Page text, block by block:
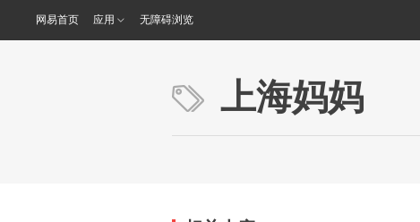
网易首页 应用 无障碍浏览
上海妈妈